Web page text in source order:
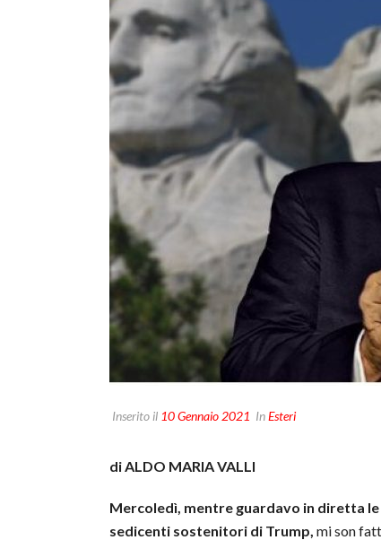
Inserito il 10 Gennaio 2021 InEsteri
di ALDO MARIA VALLI
Mercoledì, mentre guardavo in diretta
sedicenti sostenitori di Trump, mi son